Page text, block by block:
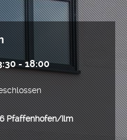
- 18:00
Pfaffenhofen/Ilm